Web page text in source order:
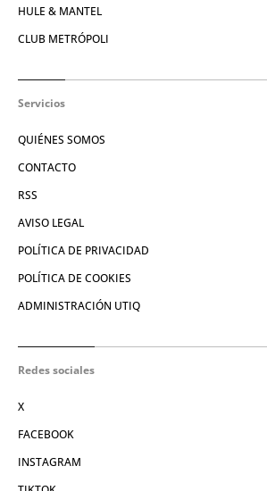
HULE & MANTEL
CLUB METRÓPOLI
Servicios
QUIÉNES SOMOS
CONTACTO
RSS
AVISO LEGAL
POLÍTICA DE PRIVACIDAD
POLÍTICA DE COOKIES
ADMINISTRACIÓN UTIQ
Redes sociales
X
FACEBOOK
INSTAGRAM